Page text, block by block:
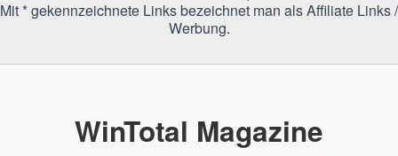
Mit * gekennzeichnete Links bezeichnet man als Affiliate Links /
Werbung.
WinTotal Magazine